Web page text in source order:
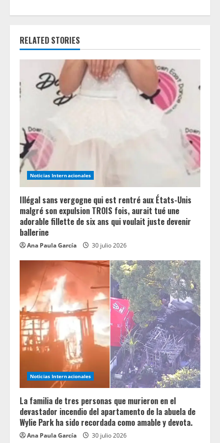
R
a
i
n
g
RELATED STORIES
Noticias Internacionales
Illégal sans vergogne qui est rentré aux États-Unis
malgré son expulsion TROIS fois, aurait tué une
adorable fillette de six ans qui voulait juste devenir
ballerine
Ana Paula García 30 julio 2026
Noticias Internacionales
La familia de tres personas que murieron en el
devastador incendio del apartamento de la abuela de
Wylie Park ha sido recordada como amable y devota.
Ana Paula García 30 julio 2026